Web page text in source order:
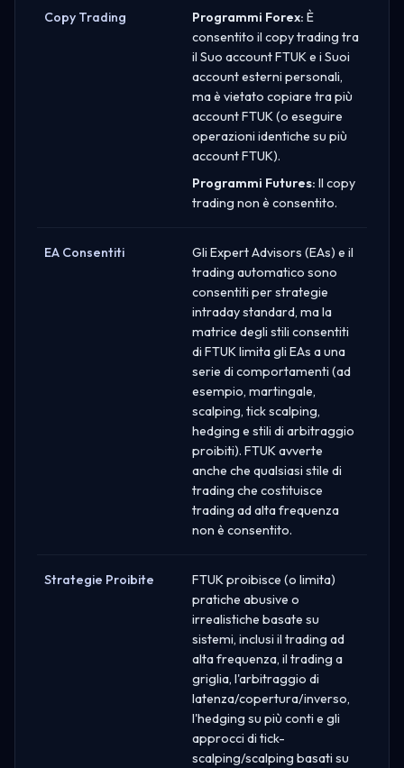
Copy Trading Programmi Forex: È
consentito il copy trading tra
il Suo account FTUK e i Suoi
account esterni personali,
ma è vietato copiare tra più
account FTUK (o eseguire
operazioni identiche su più
account FTUK).
Programmi Futures: Il copy
trading non è consentito.
EA Consentiti
Gli Expert Advisors (EAs) e il
trading automatico sono
consentiti per strategie
intraday standard, ma la
matrice degli stili consentiti
di FTUK limita gli EAs a una
serie di comportamenti (ad
esempio, martingale,
scalping, tick scalping,
hedging e stili di arbitraggio
proibiti). FTUK avverte
anche che qualsiasi stile di
trading che costituisce
trading ad alta frequenza
non è consentito.
Strategie Proibite
FTUK proibisce (o limita)
pratiche abusive o
irrealistiche basate su
sistemi, inclusi il trading ad
alta frequenza, il trading a
griglia, l'arbitraggio di
latenza/copertura/inverso,
l'hedging su più conti e gli
approcci di tick-
scalping/scalping basati su